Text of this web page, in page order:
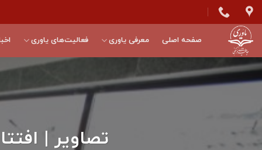
Skip
to
content
صفحه اصلی معرفی یاوری فعالیت‌های یاوری
تصاویر | افتتاح و کلنگ‌زنی